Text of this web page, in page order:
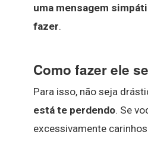
uma mensagem
fazer.
Como fazer ele
Para isso, não seja
está te perdendo. Se
excessivamente